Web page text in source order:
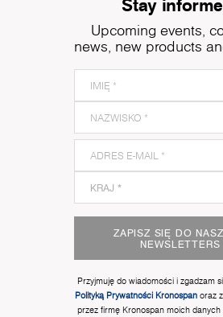
Upcoming events,
news, new products
ZAPISZ SIĘ DO
NEWSLETTERS
Przyjmuję do wiadomości i zgadzam
Polityką Prywatności Kronospan oraz
przez firmę Kronospan moich